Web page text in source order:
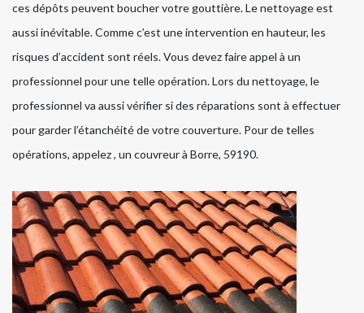
ces dépôts peuvent boucher votre gouttière. Le nettoyage est
aussi inévitable. Comme c’est une intervention en hauteur, les
risques d’accident sont réels. Vous devez faire appel à un
professionnel pour une telle opération. Lors du nettoyage, le
professionnel va aussi vérifier si des réparations sont à effectuer
pour garder l’étanchéité de votre couverture. Pour de telles
opérations, appelez , un couvreur à Borre, 59190.